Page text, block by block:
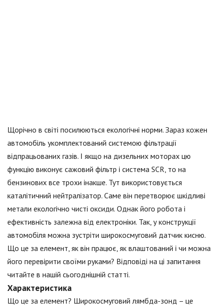
Щорічно в світі посилюються екологічні норми. Зараз кожен
автомобіль укомплектований системою фільтрації
відпрацьованих газів. І якщо на дизельних моторах цю
функцію виконує сажовий фільтр і система SCR, то на
бензинових все трохи інакше. Тут використовується
каталітичний нейтралізатор. Саме він перетворює шкідливі
метали екологічно чисті оксиди. Однак його робота і
ефективність залежна від електроніки. Так, у конструкції
автомобіля можна зустріти широкосмуговий датчик кисню.
Що це за елемент, як він працює, як влаштований і чи можна
його перевірити своїми руками? Відповіді на ці запитання
читайте в нашій сьогоднішній статті.
Характеристика
Що це за елемент? Широкосмуговий лямбда-зонд – це